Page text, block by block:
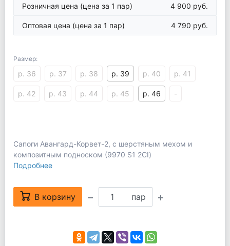
Розничная цена (цена за 1 пар) 4 900 руб.
Оптовая цена (цена за 1 пар) 4 790 руб.
Размер:
р. 36 р. 37 р. 38 р. 39 р. 40 р. 41
р. 42 р. 43 р. 44 р. 45 р. 46 -
Сапоги Авангард-Корвет-2, с шерстяным мехом и
композитным подноском (9970 S1 2CI)
Подробнее
В корзину пар